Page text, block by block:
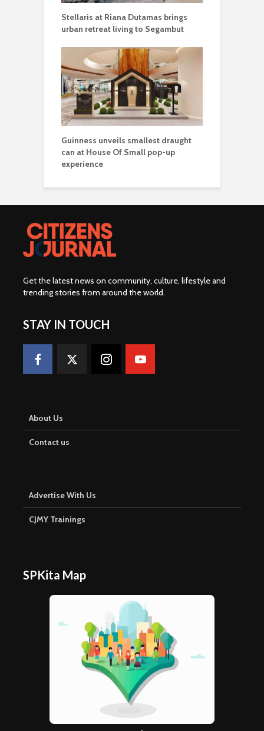
Stellaris at Riana Dutamas brings
urban retreat living to Segambut
Guinness unveils smallest draught
can at House Of Small pop-up
experience
Get the latest news on community, culture, lifestyle and
trending stories from around the world.
STAY IN TOUCH
About Us
Contact us
Advertise With Us
CJMY Trainings
SPKita Map